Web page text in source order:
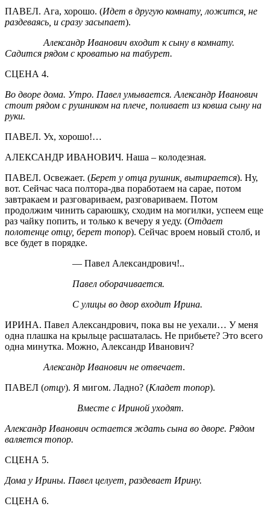
ПАВЕЛ. Ага, хорошо. (Идет в другую комнату, ложится, не
раздеваясь, и сразу засыпает).
Александр Иванович входит к сыну в комнату.
Садится рядом с кроватью на табурет.
СЦЕНА 4.
Во дворе дома. Утро. Павел умывается. Александр Иванович
стоит рядом с рушником на плече, поливает из ковша сыну на
руки.
ПАВЕЛ. Ух, хорошо!…
АЛЕКСАНДР ИВАНОВИЧ. Наша – колодезная.
ПАВЕЛ. Освежает. (Берет у отца рушник, вытирается). Ну,
вот. Сейчас часа полтора-два поработаем на сарае, потом
завтракаем и разговариваем, разговариваем. Потом
продолжим чинить сараюшку, сходим на могилки, успеем еще
раз чайку попить, и только к вечеру я уеду. (Отдает
полотенце отцу, берет топор). Сейчас вроем новый столб, и
все будет в порядке.
— Павел Александрович!..
Павел оборачивается.
С улицы во двор входит Ирина.
ИРИНА. Павел Александрович, пока вы не уехали… У меня
одна плашка на крыльце расшаталась. Не прибьете? Это всего
одна минутка. Можно, Александр Иванович?
Александр Иванович не отвечает.
ПАВЕЛ (отцу). Я мигом. Ладно? (Кладет топор).
Вместе с Ириной уходят.
Александр Иванович остается ждать сына во дворе. Рядом
валяется топор.
СЦЕНА 5.
Дома у Ирины. Павел целует, раздевает Ирину.
СЦЕНА 6.